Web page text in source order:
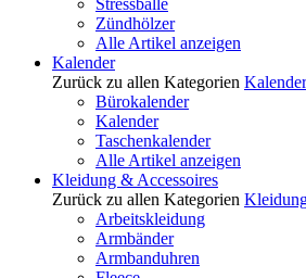
Stressbälle
Zündhölzer
Alle Artikel anzeigen
Kalender
Zurück zu allen Kategorien Kalender
Bürokalender
Kalender
Taschenkalender
Alle Artikel anzeigen
Kleidung & Accessoires
Zurück zu allen Kategorien
Arbeitskleidung
Armbänder
Armbanduhren